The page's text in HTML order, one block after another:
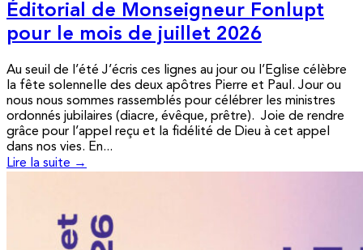
Éditorial de Monseigneur Fonlupt
pour le mois de juillet 2026
Au seuil de l’été J’écris ces lignes au jour ou l’Eglise célèbre
la fête solennelle des deux apôtres Pierre et Paul. Jour ou
nous nous sommes rassemblés pour célébrer les ministres
ordonnés jubilaires (diacre, évêque, prêtre). Joie de rendre
grâce pour l’appel reçu et la fidélité de Dieu à cet appel
dans nos vies. En...
Lire la suite →